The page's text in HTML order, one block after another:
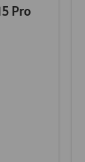
Pro